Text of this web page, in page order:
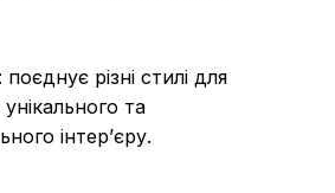
різні стилі для
та
інтер’єру.